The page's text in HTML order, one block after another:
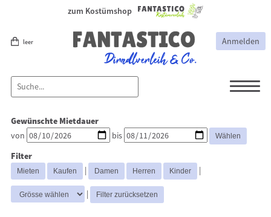
zum Kostümshop
leer Anmelden
Dirndl
Lederhosen Zubehör
Lederhosen
Kostüme
Dirndljacke
Dirndlblusen
Trachtenmieder & Blusen
Gewünschte Mietdauer
von bis
Filter
| |
|